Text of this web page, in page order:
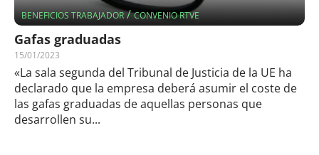
BENEFICIOS TRABAJADOR/CONVENIO RTVE
Gafas graduadas
15/01/2023
«La sala segunda del Tribunal de Justicia de la UE ha
declarado que la empresa deberá asumir el coste de
las gafas graduadas de aquellas personas que
desarrollen su...